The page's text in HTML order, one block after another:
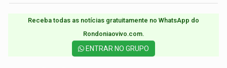
Receba todas as notícias gratuitamente no WhatsApp do
Rondoniaovivo.com.​
ENTRAR NO GRUPO